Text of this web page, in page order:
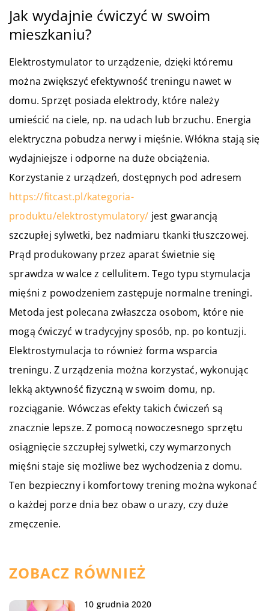
Jak wydajnie ćwiczyć w swoim
mieszkaniu?
Elektrostymulator to urządzenie, dzięki któremu
można zwiększyć efektywność treningu nawet w
domu. Sprzęt posiada elektrody, które należy
umieścić na ciele, np. na udach lub brzuchu. Energia
elektryczna pobudza nerwy i mięśnie. Włókna stają się
wydajniejsze i odporne na duże obciążenia.
Korzystanie z urządzeń, dostępnych pod adresem
https://fitcast.pl/kategoria-
produktu/elektrostymulatory/ jest gwarancją
szczupłej sylwetki, bez nadmiaru tkanki tłuszczowej.
Prąd produkowany przez aparat świetnie się
sprawdza w walce z cellulitem. Tego typu stymulacja
mięśni z powodzeniem zastępuje normalne treningi.
Metoda jest polecana zwłaszcza osobom, które nie
mogą ćwiczyć w tradycyjny sposób, np. po kontuzji.
Elektrostymulacja to również forma wsparcia
treningu. Z urządzenia można korzystać, wykonując
lekką aktywność fizyczną w swoim domu, np.
rozciąganie. Wówczas efekty takich ćwiczeń są
znacznie lepsze. Z pomocą nowoczesnego sprzętu
osiągnięcie szczupłej sylwetki, czy wymarzonych
mięśni staje się możliwe bez wychodzenia z domu.
Ten bezpieczny i komfortowy trening można wykonać
o każdej porze dnia bez obaw o urazy, czy duże
zmęczenie.
ZOBACZ RÓWNIEŻ
10 grudnia 2020